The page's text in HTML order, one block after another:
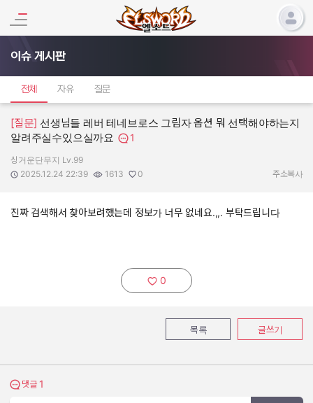
이슈 게시판
전체 자유 질문
[질문] 선생님들 레버 테네브로스 그림자 옵션 뭐 선택해야하는지
알려주실수있으실까요
1
작성자:
싱거운단무지 Lv.99
작성일:
2025.12.24 22:39
조회수:
1613
추천수:
0 주소복사
진짜 검색해서 찾아보려했는데 정보가 너무 없네요.,,. 부탁드립니다
추천하기:
0
목록 글쓰기
댓글 보기
댓글 1